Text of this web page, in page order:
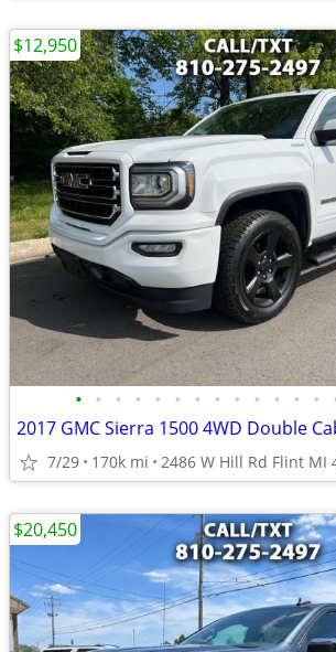
• • • • • • • • • • • • •
2017 GMC Sierra 1500 4WD Double
7/29 170k mi 2486 W Hill Rd Flint MI
$12,950
$20,450